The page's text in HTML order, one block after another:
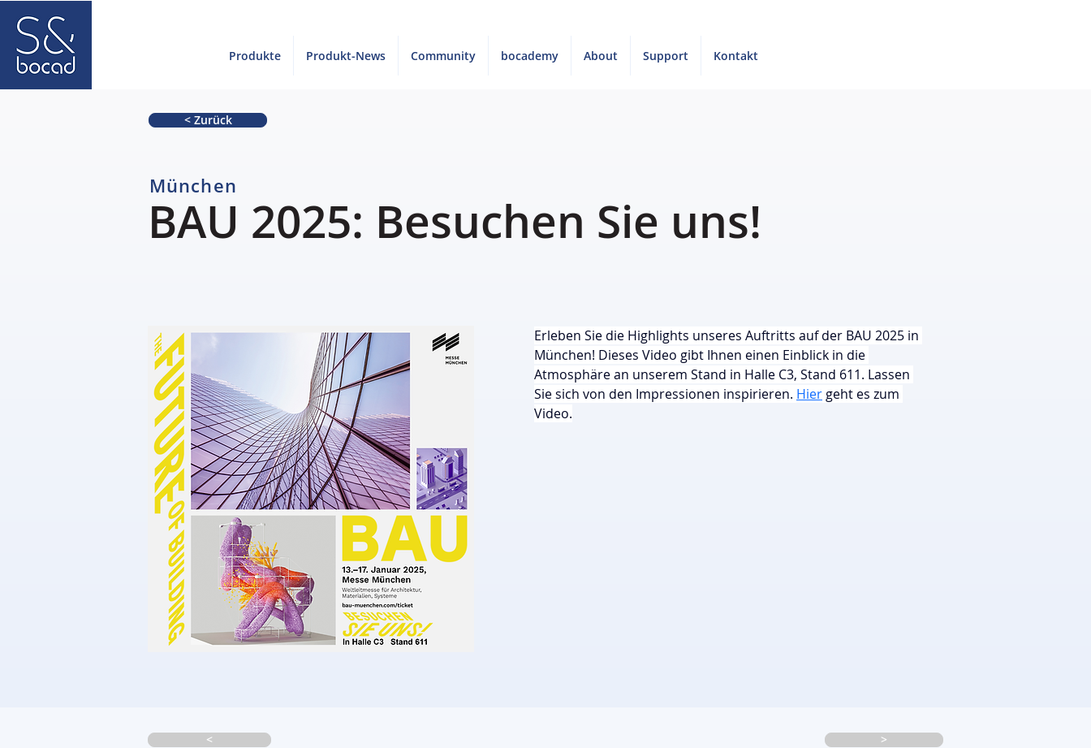
Produkte Produkt-News Community bocademy About Support Kontakt
< Zurück
München
BAU 2025: Besuchen Sie uns!
Erleben Sie die Highlights unseres Auftritts auf der BAU 2025 in
München! Dieses Video gibt Ihnen einen Einblick in die
Atmosphäre an unserem Stand in Halle C3, Stand 611. Lassen
Sie sich von den Impressionen inspirieren. Hier geht es zum
Video.
< >